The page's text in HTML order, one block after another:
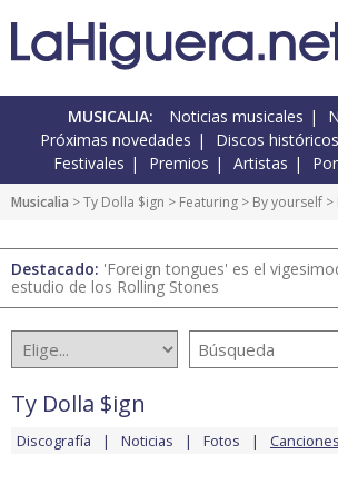
MUSICALIA: Noticias musicales
Próximas novedades
Discos históricos
Festivales
Premios Artistas
Musicalia >Ty Dolla $ign > Featuring > By yourself >
Destacado: 'Foreign tongues' es el
estudio de los Rolling Stones
Ty Dolla $ign
Discografía Noticias Fotos Canciones